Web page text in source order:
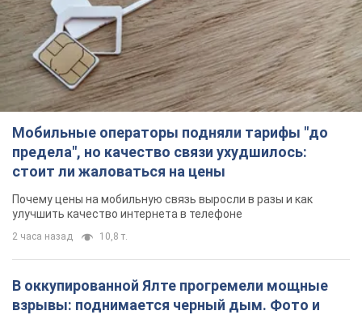
Мобильные операторы подняли тарифы "до
предела", но качество связи ухудшилось:
стоит ли жаловаться на цены
Почему цены на мобильную связь выросли в разы и как
улучшить качество интернета в телефоне
2 часа назад 10,8 т.
В оккупированной Ялте прогремели мощные
взрывы: поднимается черный дым. Фото и